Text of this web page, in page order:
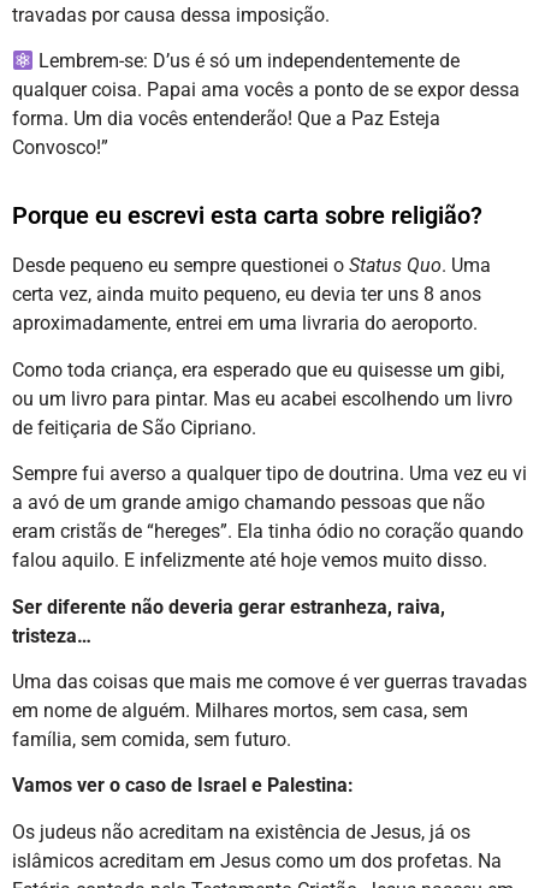
travadas por causa dessa imposição.
Lembrem-se: D’us é só um independentemente de
qualquer coisa. Papai ama vocês a ponto de se expor dessa
forma. Um dia vocês entenderão! Que a Paz Esteja
Convosco!”
Porque eu escrevi esta carta sobre religião?
Desde pequeno eu sempre questionei o Status Quo. Uma
certa vez, ainda muito pequeno, eu devia ter uns 8 anos
aproximadamente, entrei em uma livraria do aeroporto.
Como toda criança, era esperado que eu quisesse um gibi,
ou um livro para pintar. Mas eu acabei escolhendo um livro
de feitiçaria de São Cipriano.
Sempre fui averso a qualquer tipo de doutrina. Uma vez eu vi
a avó de um grande amigo chamando pessoas que não
eram cristãs de “hereges”. Ela tinha ódio no coração quando
falou aquilo. E infelizmente até hoje vemos muito disso.
Ser diferente não deveria gerar estranheza, raiva,
tristeza…
Uma das coisas que mais me comove é ver guerras travadas
em nome de alguém. Milhares mortos, sem casa, sem
família, sem comida, sem futuro.
Vamos ver o caso de Israel e Palestina:
Os judeus não acreditam na existência de Jesus, já os
islâmicos acreditam em Jesus como um dos profetas. Na